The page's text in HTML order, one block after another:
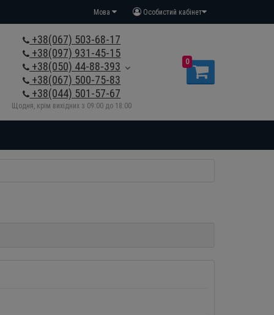
Особистий кабінет
Мова
+38(067) 503-68-17
+38(097) 931-45-15
+38(050) 44-88-393
+38(067) 500-75-83
+38(044) 501-57-67
Щодня, крім вихідних з 09:00 до 18:00
0